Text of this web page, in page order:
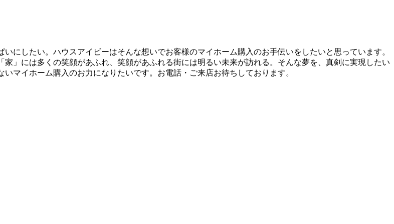
にしたい。ハウスアイビーはそんな想いでお客様のマイホーム購入のお手伝いをしたいと思っています。
」には多くの笑顔があふれ、笑顔があふれる街には明るい未来が訪れる。そんな夢を、真剣に実現したい
マイホーム購入のお力になりたいです。お電話・ご来店お待ちしております。